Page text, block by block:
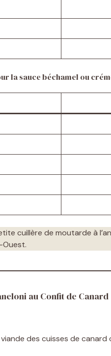
la sauce béchamel ou
cuillère de moutarde à
au Confit de Canard
des cuisses de